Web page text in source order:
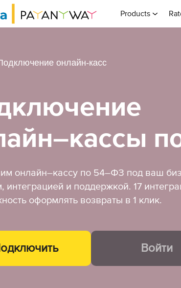
Products
онлайн-касс
онлайн–кассу по 54–ФЗ под ваш
интеграцией и поддержкой. 17
оформлять возвраты в 1 клик.
Войти